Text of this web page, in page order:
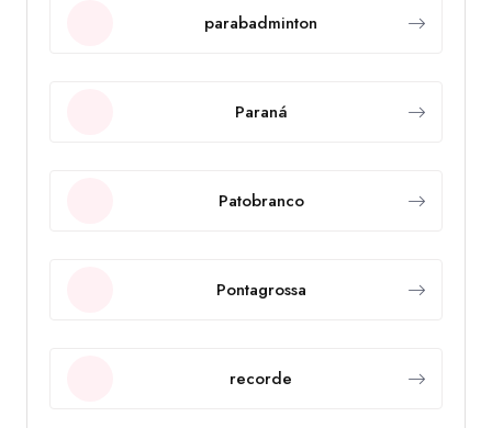
parabadminton
Paraná
Patobranco
Pontagrossa
recorde